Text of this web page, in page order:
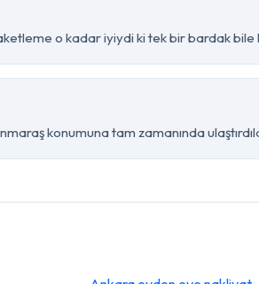
o kadar iyiydi ki tek bir bardak bile
konumuna tam zamanında